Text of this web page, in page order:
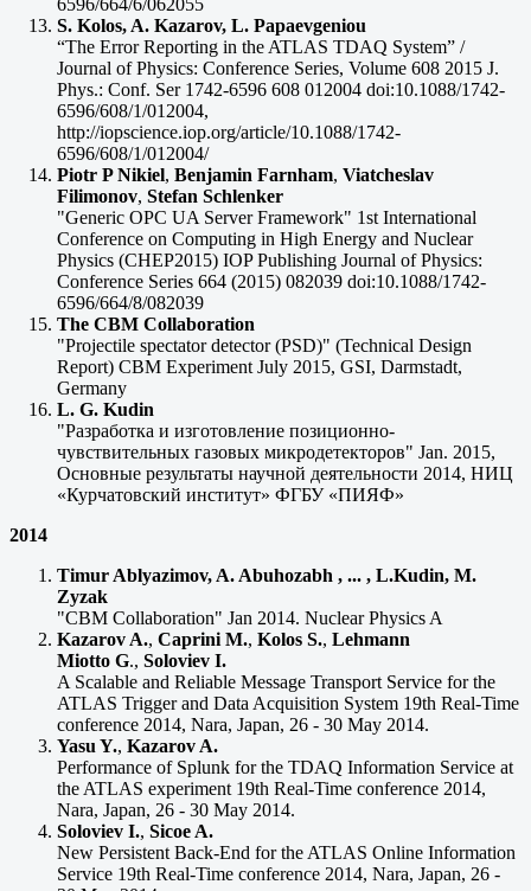
6596/664/6/062055
S. Kolos, A. Kazarov, L. Papaevgeniou
“The Error Reporting in the ATLAS TDAQ System” /
Journal of Physics: Conference Series, Volume 608 2015 J.
Phys.: Conf. Ser 1742-6596 608 012004 doi:10.1088/1742-
6596/608/1/012004,
http://iopscience.iop.org/article/10.1088/1742-
6596/608/1/012004/
Piotr P Nikiel, Benjamin Farnham, Viatcheslav
Filimonov, Stefan Schlenker
"Generic OPC UA Server Framework" 1st International
Conference on Computing in High Energy and Nuclear
Physics (CHEP2015) IOP Publishing Journal of Physics:
Conference Series 664 (2015) 082039 doi:10.1088/1742-
6596/664/8/082039
The CBM Collaboration
"Projectile spectator detector (PSD)" (Technical Design
Report) CBM Experiment July 2015, GSI, Darmstadt,
Germany
L. G. Kudin
"Разработка и изготовление позиционно-
чувствительных газовых микродетекторов" Jan. 2015,
Основные результаты научной деятельности 2014, НИЦ
«Курчатовский институт» ФГБУ «ПИЯФ»
2014
Timur Ablyazimov, A. Abuhozabh , ... , L.Kudin, M.
Zyzak
"CBM Collaboration" Jan 2014. Nuclear Physics A
Kazarov A., Caprini M., Kolos S., Lehmann
Miotto G., Soloviev I.
A Scalable and Reliable Message Transport Service for the
ATLAS Trigger and Data Acquisition System 19th Real-Time
conference 2014, Nara, Japan, 26 - 30 May 2014.
Yasu Y., Kazarov A.
Performance of Splunk for the TDAQ Information Service at
the ATLAS experiment 19th Real-Time conference 2014,
Nara, Japan, 26 - 30 May 2014.
Soloviev I., Sicoe A.
New Persistent Back-End for the ATLAS Online Information
Service 19th Real-Time conference 2014, Nara, Japan, 26 -